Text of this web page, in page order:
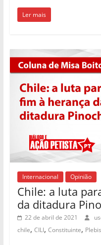
Ler mais
Internacional Opinião
Chile: a luta
da ditadura
22 de abril de 2021
chile, CILI, Constituinte,